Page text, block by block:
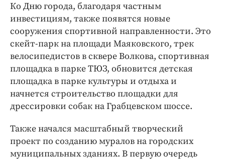
Ко Дню города, благодаря частным
инвестициям, также появятся новые
сооружения спортивной направленности. Это
скейт-парк на площади Маяковского, трек
велосипедистов в сквере Волкова, спортивная
площадка в парке ТЮЗ, обновится детская
площадка в парке культуры и отдыха и
начнется строительство площадки для
дрессировки собак на Грабцевском шоссе.
Также начался масштабный творческий
проект по созданию муралов на городских
муниципальных зданиях. В первую очередь